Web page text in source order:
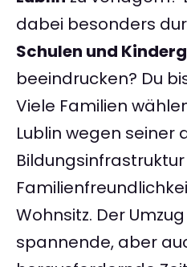
dabei besonders
Schulen und
beeindrucken? Du
Viele Familien
Lublin wegen seiner
Wohnsitz. Der
spannende, aber